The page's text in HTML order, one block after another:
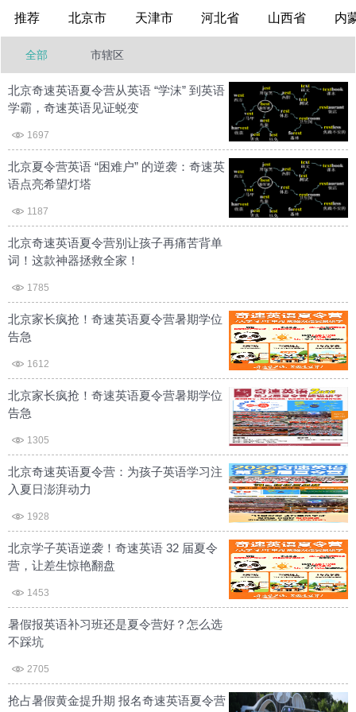
推荐 北京市 天津市 河北省 山西省 内
全部 市辖区
北京奇速英语夏令营从英语 “学沫” 到英语
学霸，奇速英语见证蜕变
1697
北京夏令营英语 “困难户” 的逆袭：奇速英
语点亮希望灯塔
1187
北京奇速英语夏令营别让孩子再痛苦背单
词！这款神器拯救全家！
1785
北京家长疯抢！奇速英语夏令营暑期学位
告急
1612
北京家长疯抢！奇速英语夏令营暑期学位
告急
1305
北京奇速英语夏令营：为孩子英语学习注
入夏日澎湃动力
1928
北京学子英语逆袭！奇速英语 32 届夏令
营，让差生惊艳翻盘
1453
暑假报英语补习班还是夏令营好？怎么选
不踩坑
2705
抢占暑假黄金提升期 报名奇速英语夏令营